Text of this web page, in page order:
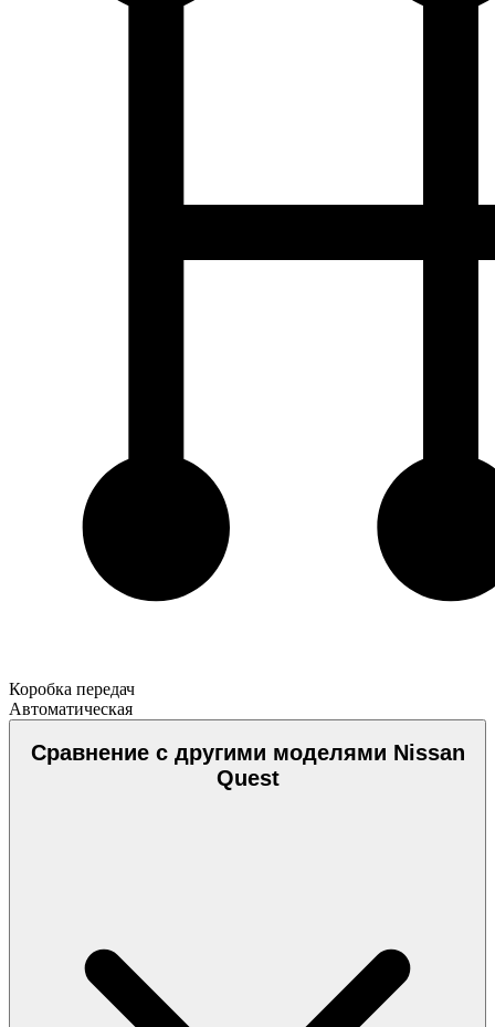
Коробка передач
Автоматическая
Сравнение с другими моделями Nissan
Quest